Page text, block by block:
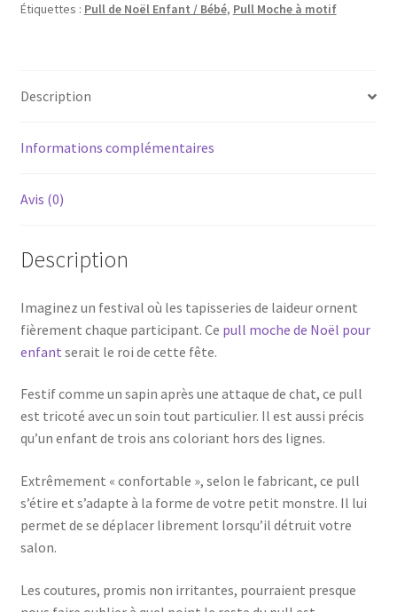
Étiquettes : Pull de Noël Enfant / Bébé, Pull Moche à motif
Description
Informations complémentaires
Avis (0)
Description
Imaginez un festival où les tapisseries de laideur ornent
fièrement chaque participant. Ce pull moche de Noël pour
enfant serait le roi de cette fête.
Festif comme un sapin après une attaque de chat, ce pull
est tricoté avec un soin tout particulier. Il est aussi précis
qu’un enfant de trois ans coloriant hors des lignes.
Extrêmement « confortable », selon le fabricant, ce pull
s’étire et s’adapte à la forme de votre petit monstre. Il lui
permet de se déplacer librement lorsqu’il détruit votre
salon.
Les coutures, promis non irritantes, pourraient presque